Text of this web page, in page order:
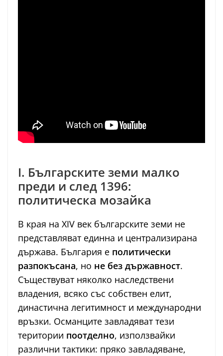
I. Българските земи малко
преди и след 1396:
политическа мозайка
В края на XIV век българските земи не
представляват единна и централизирана
държава. България е политически
разпокъсана, но не без държавност.
Съществуват няколко наследствени
владения, всяко със собствен елит,
династична легитимност и международни
връзки. Османците завладяват тези
територии поотделно, използвайки
различни тактики: пряко завладяване,